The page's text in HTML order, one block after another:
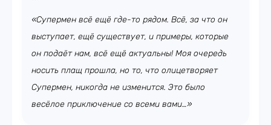
«Супермен всё ещё где-то рядом. Всё, за что он
выступает, ещё существует, и примеры, которые
он подаёт нам, всё ещё актуальны! Моя очередь
носить плащ прошла, но то, что олицетворяет
Супермен, никогда не изменится. Это было
весёлое приключение со всеми вами…»